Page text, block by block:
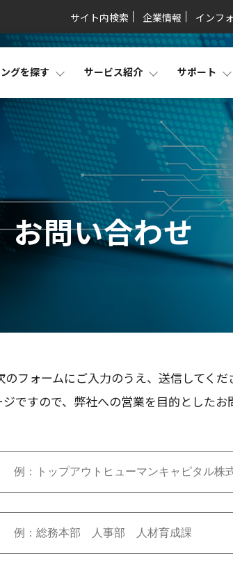
サイト内検索 企業情報 インフ
グを探す サービス紹介 サポート
お問い合わせ
フォームにご入力のうえ、送信してくだ
ですので、弊社への営業を目的としたお